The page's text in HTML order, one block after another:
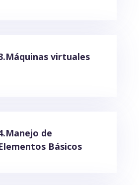
virtuales
de
Básicos